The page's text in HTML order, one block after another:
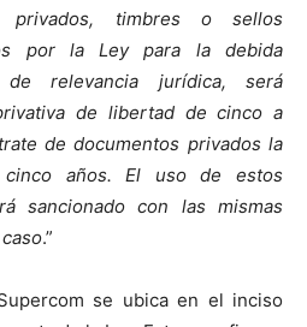
privados, timbres o sellos
por la Ley para la debida
relevancia jurídica, será
de libertad de cinco a
de documentos privados la
años. El uso de estos
sancionado con las mismas
.”
se ubica en el inciso